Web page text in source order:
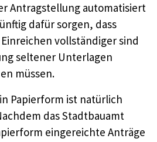
Antragstellung automatisiert
dafür sorgen, dass
vollständiger sind
seltener Unterlagen
müssen.
Papierform ist natürlich
das Stadtbauamt
eingereichte Anträge